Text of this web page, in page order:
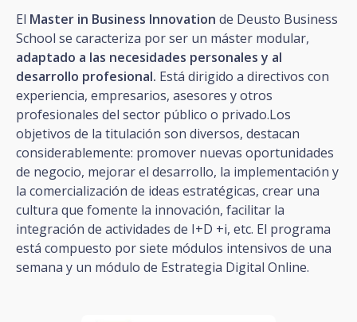
El Master in Business Innovation de Deusto Business
School se caracteriza por ser un máster modular,
adaptado a las necesidades personales y al
desarrollo profesional. Está dirigido a directivos con
experiencia, empresarios, asesores y otros
profesionales del sector público o privado.Los
objetivos de la titulación son diversos, destacan
considerablemente: promover nuevas oportunidades
de negocio, mejorar el desarrollo, la implementación y
la comercialización de ideas estratégicas, crear una
cultura que fomente la innovación, facilitar la
integración de actividades de I+D +i, etc. El programa
está compuesto por siete módulos intensivos de una
semana y un módulo de Estrategia Digital Online.